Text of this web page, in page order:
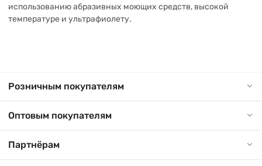
использованию абразивных моющих средств, высокой
температуре и ультрафиолету.
Розничным покупателям
Оптовым покупателям
Партнёрам